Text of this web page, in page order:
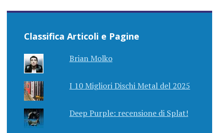
Classifica Articoli e Pagine
Brian Molko
I 10 Migliori Dischi Metal del 2025
Deep Purple: recensione di Splat!